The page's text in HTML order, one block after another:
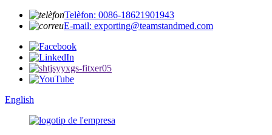
Telèfon: 0086-18621901943
E-mail: exporting@teamstandmed.com
English